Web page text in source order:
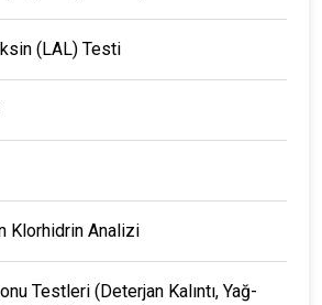
(LAL) Testi
Klorhidrin Analizi
Testleri (Deterjan Kalıntı, Yağ-